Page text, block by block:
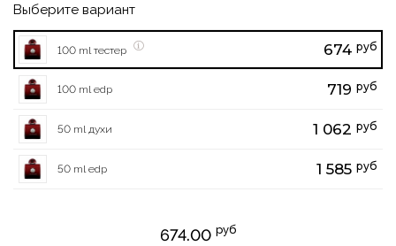
Выберите вариант
100 ml тестер 674 руб
100 ml edp 719 руб
50 ml духи 1 062 руб
50 ml edp 1 585 руб
674.00 руб